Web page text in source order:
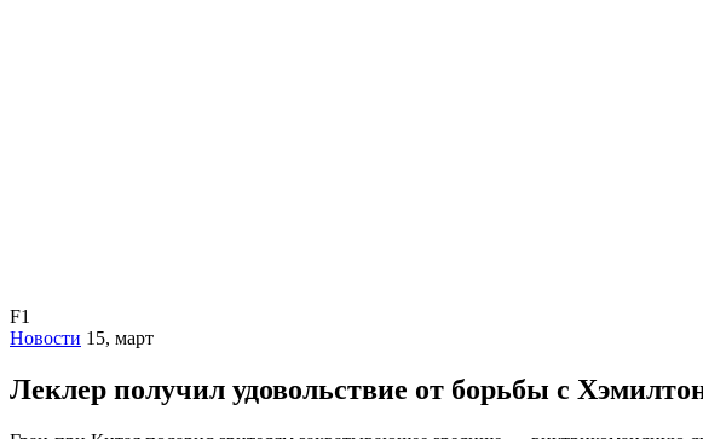
F1
Новости 15, март
Леклер получил удовольствие от борьбы с